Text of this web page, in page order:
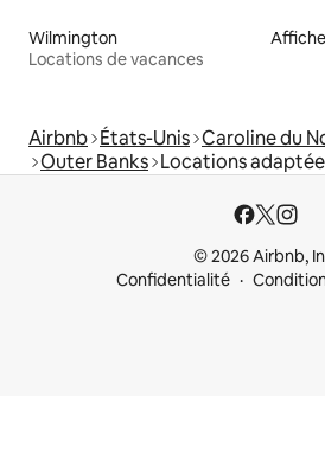
Wilmington
Locations de vacances
Airbnb États-Unis Caroline du
Outer Banks Locations
© 2026 Airbnb,
Confidentialité